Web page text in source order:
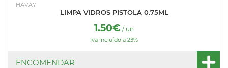
HAVAY
LIMPA VIDROS PISTOLA 0.75ML
1.50€ / un
Iva incluído a 23%
ENCOMENDAR